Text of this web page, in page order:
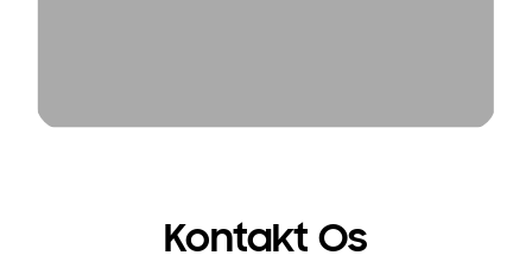
Kontakt Os